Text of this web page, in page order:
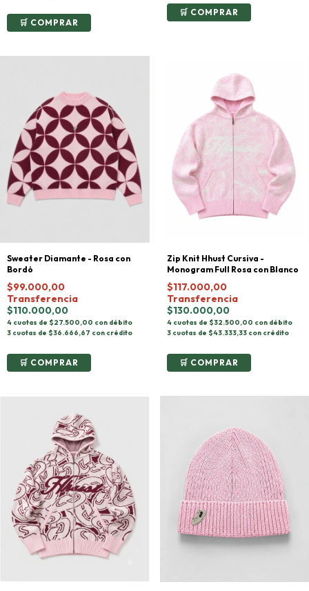
COMPRAR
COMPRAR
Sweater Diamante - Rosa con
Bordó
$99.000,00
Transferencia
$110.000,00
4 cuotas de $27.500,00 con débito
3 cuotas de $36.666,67 con crédito
COMPRAR
Zip Knit Hhust Cursiva -
Monogram Full Rosa con Blanco
$117.000,00
Transferencia
$130.000,00
4 cuotas de $32.500,00 con débito
3 cuotas de $43.333,33 con crédito
COMPRAR